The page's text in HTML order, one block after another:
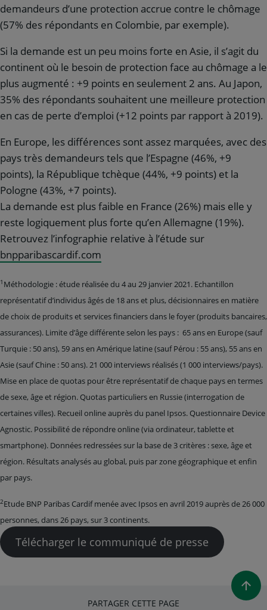
demandeurs d’une protection accrue contre le chômage
(57% des répondants en Colombie, par exemple).
Si la demande est un peu moins forte en Asie, il s’agit du
continent où le besoin de protection face au chômage a le
plus augmenté : +9 points en seulement 2 ans. Au Japon,
35% des répondants souhaitent une meilleure protection
en cas de perte d’emploi (+12 points par rapport à 2019).
En Europe, les différences sont assez marquées, avec des
pays très demandeurs tels que l’Espagne (46%, +9
points), la République tchèque (44%, +9 points) et la
Pologne (43%, +7 points).
La demande est plus faible en France (26%) mais elle y
reste logiquement plus forte qu’en Allemagne (19%).
Retrouvez l’infographie relative à l’étude sur
bnpparibascardif.com
1 Méthodologie : étude réalisée du 4 au 29 janvier 2021. Echantillon
représentatif d’individus âgés de 18 ans et plus, décisionnaires en matière
de choix de produits et services financiers dans le foyer (produits bancaires,
assurances). Limite d’âge différente selon les pays : 65 ans en Europe (sauf
Turquie : 50 ans), 59 ans en Amérique latine (sauf Pérou : 55 ans), 55 ans en
Asie (sauf Chine : 50 ans). 21 000 interviews réalisés (1 000 interviews/pays).
Mise en place de quotas pour être représentatif de chaque pays en termes
de sexe, âge et région. Quotas particuliers en Russie (interrogation de
certaines villes). Recueil online auprès du panel Ipsos. Questionnaire Device
Agnostic. Possibilité de répondre online (via ordinateur, tablette et
smartphone). Données redressées sur la base de 3 critères : sexe, âge et
région. Résultats analysés au global, puis par zone géographique et enfin
par pays.
2Etude BNP Paribas Cardif menée avec Ipsos en avril 2019 auprès de 26 000
personnes, dans 26 pays, sur 3 continents.
Télécharger le communiqué de presse
PARTAGER CETTE PAGE